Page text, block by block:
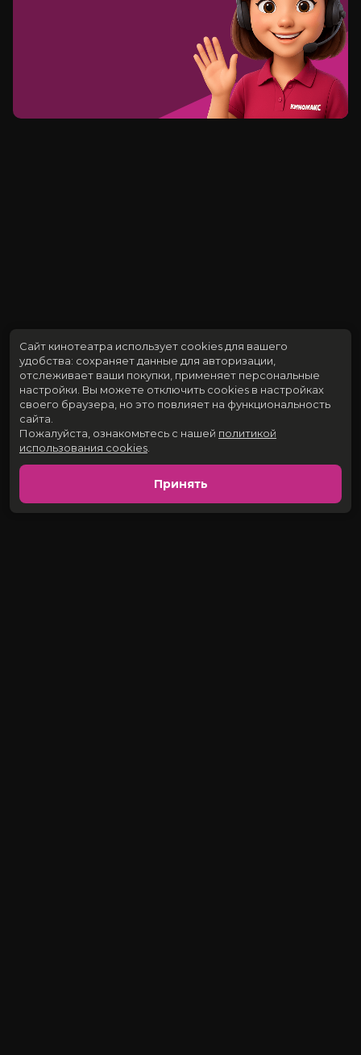
Сайт кинотеатра использует cookies для вашего
удобства: сохраняет данные для авторизации,
отслеживает ваши покупки, применяет персональные
настройки. Вы можете отключить cookies в настройках
своего браузера, но это повлияет на функциональность
сайта.
Пожалуйста, ознакомьтесь с нашей политикой
использования cookies
Принять